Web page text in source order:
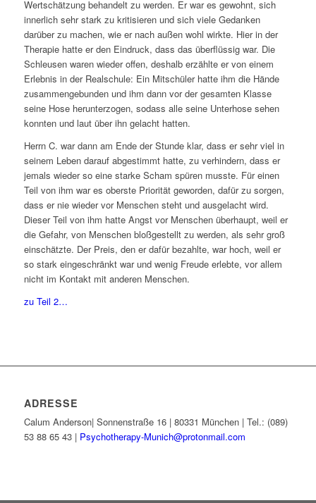
Wertschätzung behandelt zu werden. Er war es gewohnt, sich
innerlich sehr stark zu kritisieren und sich viele Gedanken
darüber zu machen, wie er nach außen wohl wirkte. Hier in der
Therapie hatte er den Eindruck, dass das überflüssig war. Die
Schleusen waren wieder offen, deshalb erzählte er von einem
Erlebnis in der Realschule: Ein Mitschüler hatte ihm die Hände
zusammengebunden und ihm dann vor der gesamten Klasse
seine Hose herunterzogen, sodass alle seine Unterhose sehen
konnten und laut über ihn gelacht hatten.
Herrn C. war dann am Ende der Stunde klar, dass er sehr viel in
seinem Leben darauf abgestimmt hatte, zu verhindern, dass er
jemals wieder so eine starke Scham spüren musste. Für einen
Teil von ihm war es oberste Priorität geworden, dafür zu sorgen,
dass er nie wieder vor Menschen steht und ausgelacht wird.
Dieser Teil von ihm hatte Angst vor Menschen überhaupt, weil er
die Gefahr, von Menschen bloßgestellt zu werden, als sehr groß
einschätzte. Der Preis, den er dafür bezahlte, war hoch, weil er
so stark eingeschränkt war und wenig Freude erlebte, vor allem
nicht im Kontakt mit anderen Menschen.
zu Teil 2…
ADRESSE
Calum Anderson| Sonnenstraße 16| 80331 München| Tel.: (089)
53 88 65 43| Psychotherapy-Munich@protonmail.com